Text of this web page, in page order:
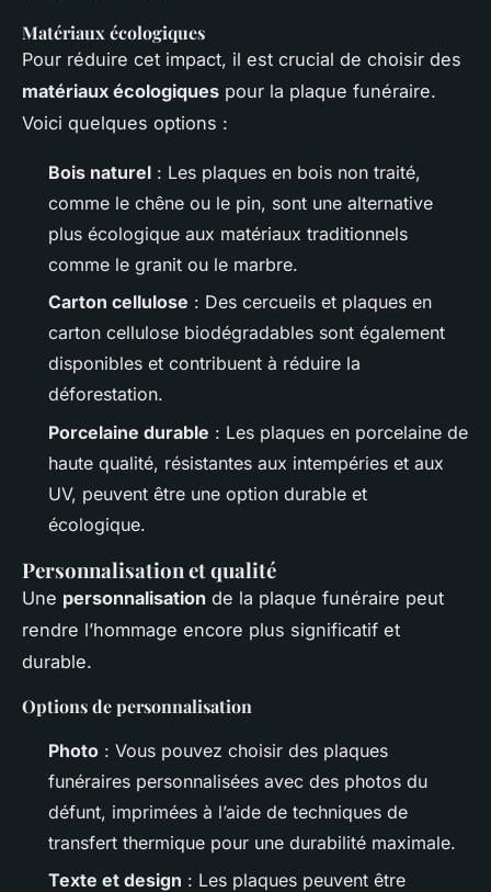
Matériaux écologiques
Pour réduire cet impact, il est crucial de choisir des
matériaux écologiques pour la plaque funéraire.
Voici quelques options :
Bois naturel : Les plaques en bois non traité,
comme le chêne ou le pin, sont une alternative
plus écologique aux matériaux traditionnels
comme le granit ou le marbre.
Carton cellulose : Des cercueils et plaques en
carton cellulose biodégradables sont également
disponibles et contribuent à réduire la
déforestation.
Porcelaine durable : Les plaques en porcelaine de
haute qualité, résistantes aux intempéries et aux
UV, peuvent être une option durable et
écologique.
Personnalisation et qualité
Une personnalisation de la plaque funéraire peut
rendre l’hommage encore plus significatif et
durable.
Options de personnalisation
Photo : Vous pouvez choisir des plaques
funéraires personnalisées avec des photos du
défunt, imprimées à l’aide de techniques de
transfert thermique pour une durabilité maximale.
Texte et design : Les plaques peuvent être